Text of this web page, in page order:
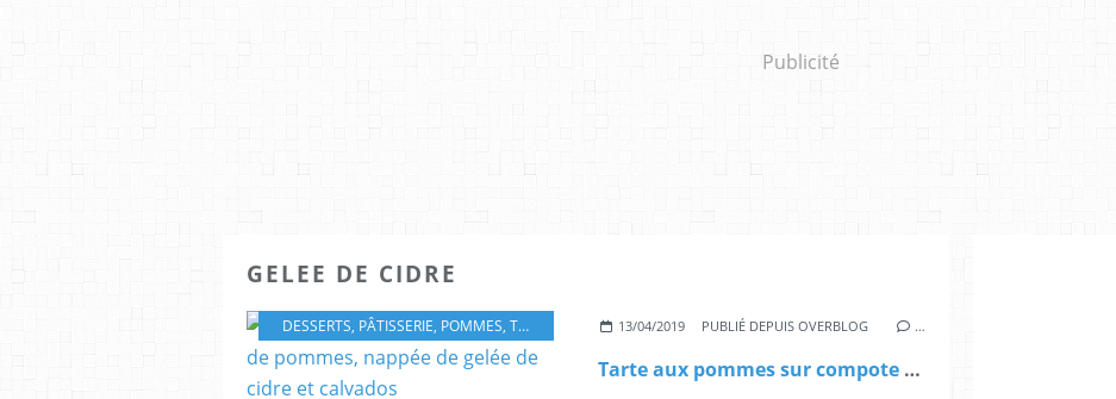
Publicité
GELEE DE CIDRE
DESSERTS, PÂTISSERIE, POMMES, TARTE , GELÉE DE CIDRE,COMPOTE
13/04/2019 PUBLIÉ DEPUIS OVERBLOG …
Tarte aux pommes sur compote de pommes, nappée de gelée de cidre et calvados